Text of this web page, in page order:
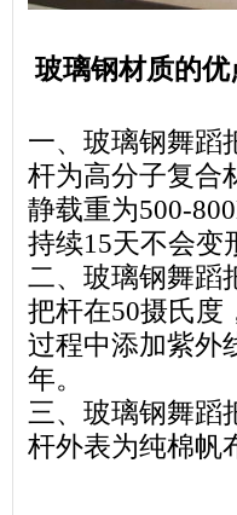
玻璃钢材质的优
一、玻璃钢舞蹈
杆为高分子复合
静载重为500-
持续15天不会变
二、玻璃钢舞蹈
把杆在50摄氏度
过程中添加紫外
年。
三、玻璃钢舞蹈
杆外表为纯棉帆